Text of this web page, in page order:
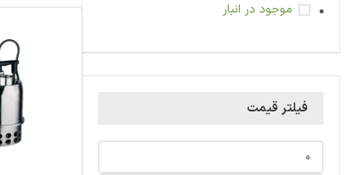
موجود در انبار
فیلتر قیمت